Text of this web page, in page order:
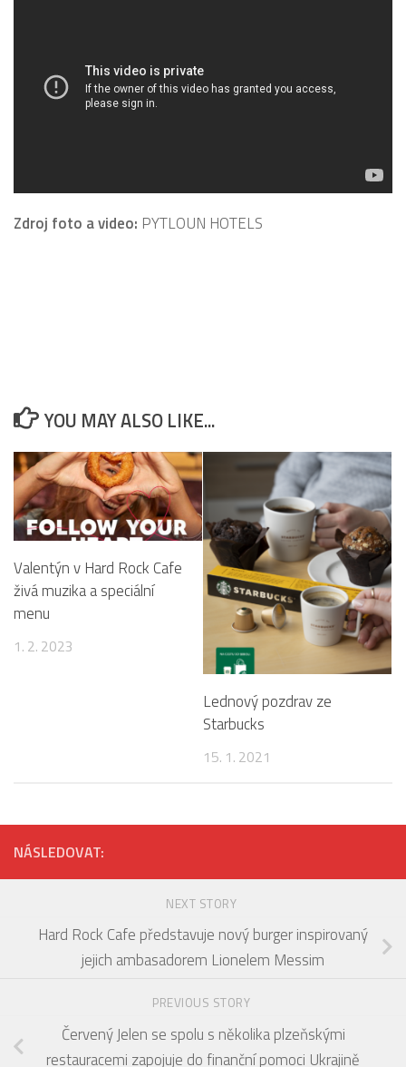
Zdroj foto a video: PYTLOUN HOTELS
YOU MAY ALSO LIKE...
Valentýn v Hard Rock Cafe
živá muzika a speciální
menu
1. 2. 2023
Lednový pozdrav ze
Starbucks
15. 1. 2021
NÁSLEDOVAT:
NEXT STORY
Hard Rock Cafe představuje nový burger inspirovaný
jejich ambasadorem Lionelem Messim
PREVIOUS STORY
Červený Jelen se spolu s několika plzeňskými
restauracemi zapojuje do finanční pomoci Ukrajině